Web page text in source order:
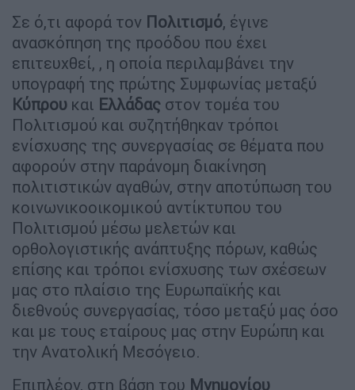
Σε ό,τι αφορά τον Πολιτισμό, έγινε
ανασκόπηση της προόδου που έχει
επιτευχθεί, , η οποία περιλαμβάνει την
υπογραφή της πρώτης Συμφωνίας μεταξύ
Κύπρου και Ελλάδας στον τομέα του
Πολιτισμού και συζητήθηκαν τρόποι
ενίσχυσης της συνεργασίας σε θέματα που
αφορούν στην παράνομη διακίνηση
πολιτιστικών αγαθών, στην αποτύπωση του
κοινωνικοοικομικού αντίκτυπου του
Πολιτισμού μέσω μελετών και
ορθολογιστικής ανάπτυξης πόρων, καθώς
επίσης και τρόποι ενίσχυσης των σχέσεων
μας στο πλαίσιο της Ευρωπαϊκής και
διεθνούς συνεργασίας, τόσο μεταξύ μας όσο
και με τους εταίρους μας στην Ευρώπη και
την Ανατολική Μεσόγειο.
Επιπλέον, στη βάση του Μνημονίου